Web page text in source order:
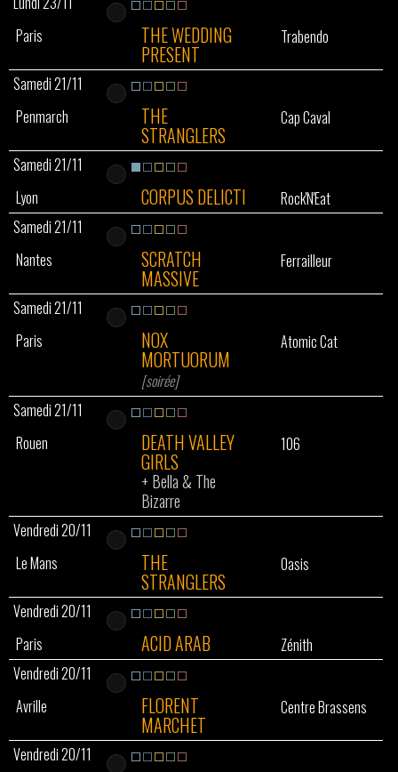
Paris
THE WEDDING
PRESENT
Trabendo
Samedi 21/11
Penmarch
THE
STRANGLERS
Cap Caval
Samedi 21/11
Lyon
CORPUS DELICTI
Rock'N'Eat
Samedi 21/11
Nantes
SCRATCH
MASSIVE
Ferrailleur
Samedi 21/11
Paris
NOX
MORTUORUM
[soirée]
Atomic Cat
Samedi 21/11
Rouen
DEATH VALLEY
GIRLS
+ Bella & The
Bizarre
106
Vendredi 20/11
Le Mans
THE
STRANGLERS
Oasis
Vendredi 20/11
Paris
ACID ARAB
Zénith
Vendredi 20/11
Avrille
FLORENT
MARCHET
Centre Brassens
Vendredi 20/11